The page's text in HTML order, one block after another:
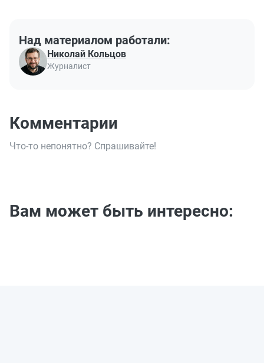
Над материалом работали:
Николай Кольцов
Журналист
Комментарии
Что-то непонятно? Спрашивайте!
Вам может быть интересно: